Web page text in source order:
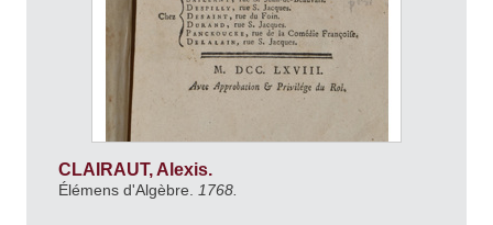
CLAIRAUT, Alexis.
Élémens d'Algèbre. 1768.